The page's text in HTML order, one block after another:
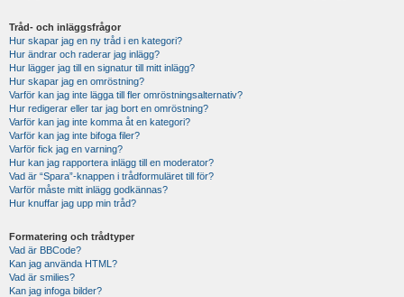
Tråd- och inläggsfrågor
Hur skapar jag en ny tråd i en kategori?
Hur ändrar och raderar jag inlägg?
Hur lägger jag till en signatur till mitt inlägg?
Hur skapar jag en omröstning?
Varför kan jag inte lägga till fler omröstningsalternativ?
Hur redigerar eller tar jag bort en omröstning?
Varför kan jag inte komma åt en kategori?
Varför kan jag inte bifoga filer?
Varför fick jag en varning?
Hur kan jag rapportera inlägg till en moderator?
Vad är “Spara”-knappen i trådformuläret till för?
Varför måste mitt inlägg godkännas?
Hur knuffar jag upp min tråd?
Formatering och trådtyper
Vad är BBCode?
Kan jag använda HTML?
Vad är smilies?
Kan jag infoga bilder?